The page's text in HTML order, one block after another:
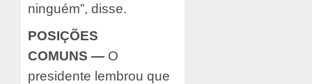
ninguém”, disse.
POSIÇÕES
COMUNS — O
presidente lembrou que